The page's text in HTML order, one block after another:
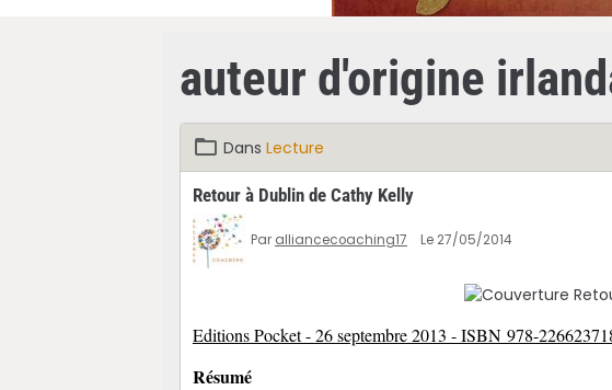
auteur d'origine
Dans Lecture
Retour à Dublin de Cathy Kelly
Par alliancecoaching17 Le 27/05/2014
Editions Pocket - 26 septembre 2013 - ISBN 978-
Résumé